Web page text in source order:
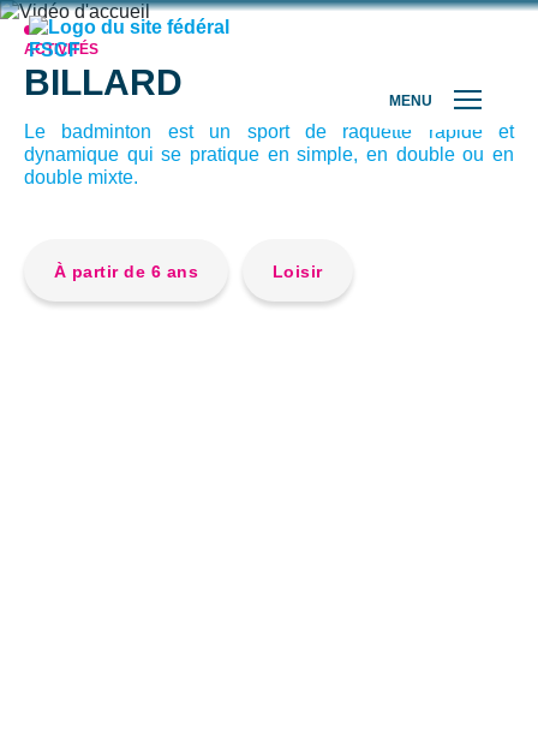
MENU
ACTIVITÉS
BILLARD
Le badminton est un sport de raquette rapide et
dynamique qui se pratique en simple, en double ou en
double mixte.
À partir de 6 ans Loisir